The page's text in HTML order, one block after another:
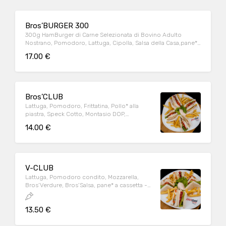
Bros’BURGER 300
300g HamBurger di Carne Selezionata di Bovino Adulto
Nostrano, Pomodoro, Lattuga, Cipolla, Salsa della Casa,pane*
17.00 €
Bros’CLUB
Lattuga, Pomodoro, Frittatina, Pollo* alla
piastra, Speck Cotto, Montasio DOP,
14.00 €
V-CLUB
Lattuga, Pomodoro condito, Mozzarella,
Bros’Verdure, Bros’Salsa, pane* a cassetta -
Salsa rosa.
13.50 €